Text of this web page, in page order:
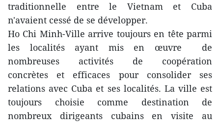
traditionnelle entre le Vietnam et Cuba
n'avaient cessé de se développer.
Ho Chi Minh-Ville arrive toujours en tête parmi
les localités ayant mis en œuvre de
nombreuses activités de coopération
concrètes et efficaces pour consolider ses
relations avec Cuba et ses localités. La ville est
toujours choisie comme destination de
nombreux dirigeants cubains en visite au